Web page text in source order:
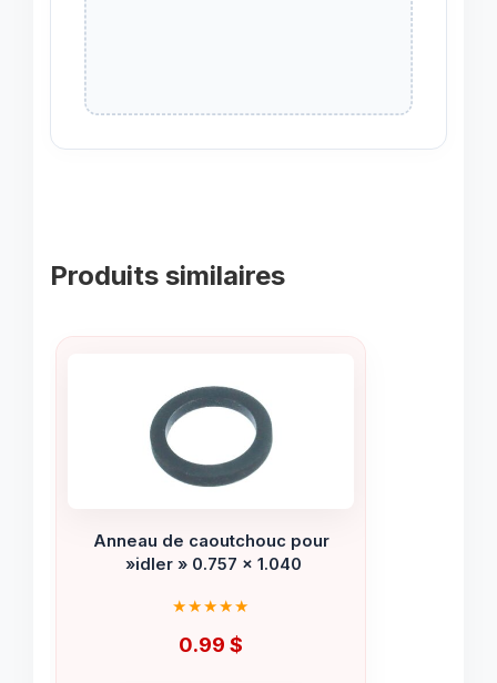
Produits similaires
Anneau de caoutchouc pour
»idler » 0.757 x 1.040
0.99 $